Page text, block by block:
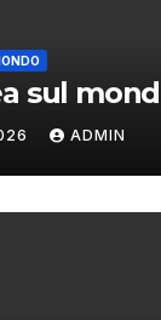
sul
ADMIN